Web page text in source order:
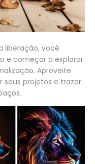
liberação, você
e começar a explorar
Aproveite
seus projetos e trazer